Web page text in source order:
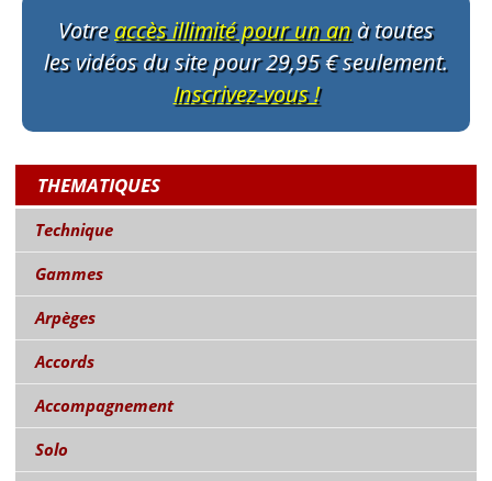
Votreaccès illimité pour un anà toutes
les vidéos du site pour 29,95 € seulement.
Inscrivez-vous !
THEMATIQUES
Technique
Gammes
Arpèges
Accords
Accompagnement
Solo